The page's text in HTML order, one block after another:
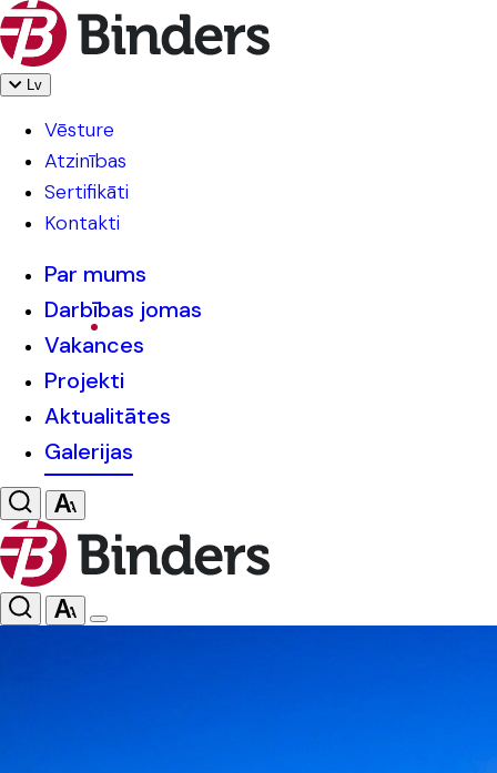
Lv
Vēsture
Atzinības
Sertifikāti
Kontakti
Par mums
Darbības jomas
Vakances
Projekti
Aktualitātes
Galerijas